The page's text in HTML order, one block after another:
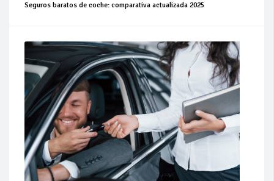
Seguros baratos de coche: comparativa actualizada 2025